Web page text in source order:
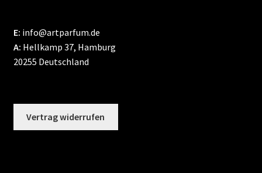
E: info@artparfum.de
A: Hellkamp 37, Hamburg
20255 Deutschland
Vertrag widerrufen